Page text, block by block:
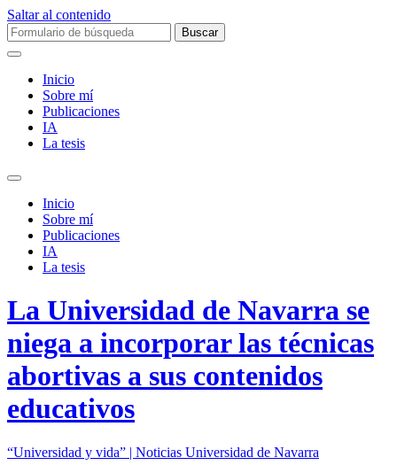
Saltar al contenido
Buscar:
Inicio
Sobre mí­
Publicaciones
IA
La tesis
Alternar
campo
búsqueda
Inicio
Sobre mí­
Publicaciones
IA
La tesis
La Universidad de Navarra se
niega a incorporar las técnicas
abortivas a sus contenidos
educativos
“Universidad y vida” | Noticias Universidad de Navarra